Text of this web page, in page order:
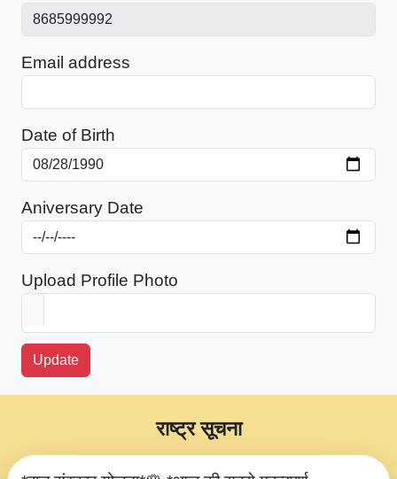
Email address
Date of Birth
Aniversary Date
Upload Profile Photo
Update
राष्ट्र सूचना